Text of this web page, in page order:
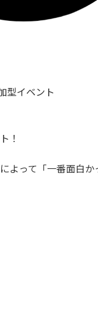
型イベント
！
よって「一番面白か